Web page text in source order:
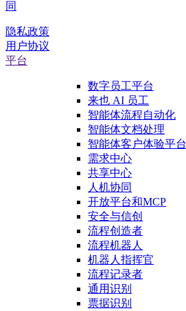
隐私政策
用户协议
平台
数字员工平台
来也 AI 员工
智能体流程自动化
智能体文档处理
智能体客户体验平台
需求中心
共享中心
人机协同
开放平台和MCP
安全与信创
流程创造者
流程机器人
机器人指挥官
流程记录者
通用识别
票据识别